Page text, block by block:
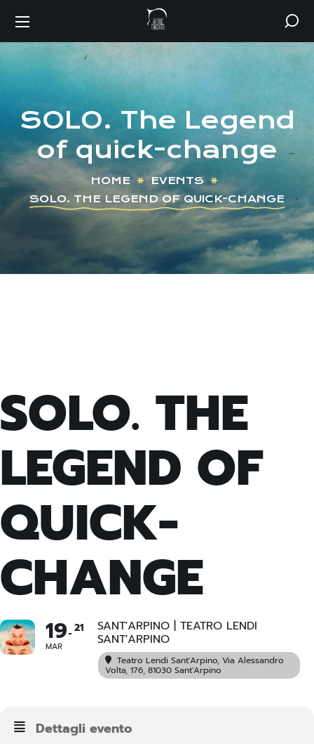
SOLO. The Legend
of quick-change
HOME
EVENTS
SOLO. THE LEGEND OF QUICK-CHANGE
SOLO. THE
LEGEND OF
QUICK-
CHANGE
19
MAR
21 SANT'ARPINO | TEATRO LENDI
SANT'ARPINO
Teatro Lendi Sant'Arpino, Via Alessandro
Volta, 176, 81030 Sant'Arpino
Dettagli evento